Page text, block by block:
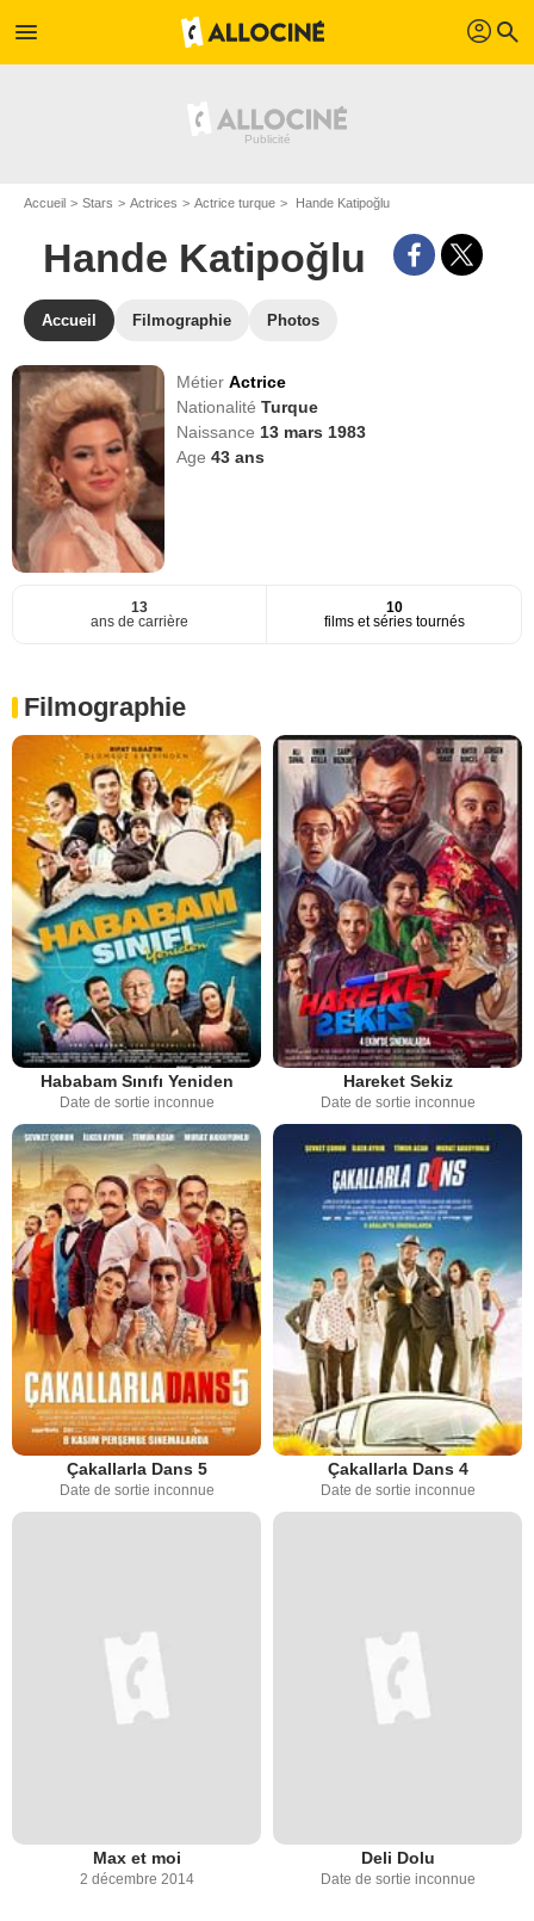
menu profil search
Accueil Stars Actrices Actrice turque Hande Katipoğlu
Hande Katipoğlu
Accueil Filmographie Photos
MétierActrice
NationalitéTurque
Naissance 13 mars 1983
Age43 ans
13
ans de carrière
10
films et séries tournés
Filmographie
Hababam Sınıfı Yeniden
Date de sortie inconnue
Hareket Sekiz
Date de sortie inconnue
Çakallarla Dans 5
Date de sortie inconnue
Çakallarla Dans 4
Date de sortie inconnue
Max et moi
2 décembre 2014
Deli Dolu
Date de sortie inconnue